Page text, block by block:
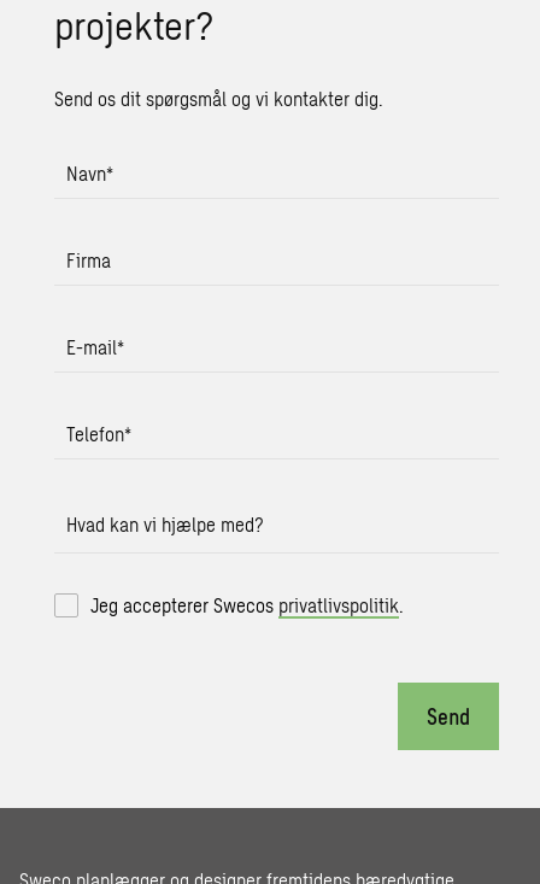
projekter?
Send os dit spørgsmål og vi kontakter dig.
Navn*
Firma
E-mail*
Telefon*
Hvad kan vi hjælpe med?
Jeg accepterer Swecos privatlivspolitik.
Send